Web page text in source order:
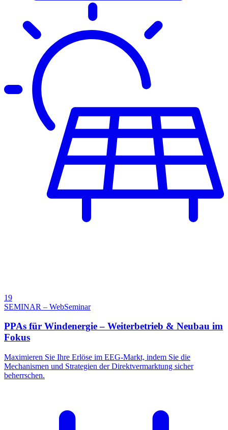
19
SEMINAR – WebSeminar
PPAs für Windenergie – Weiterbetrieb & Neubau im
Fokus
Maximieren Sie Ihre Erlöse im EEG-Markt, indem Sie die
Mechanismen und Strategien der Direktvermarktung sicher
beherrschen.